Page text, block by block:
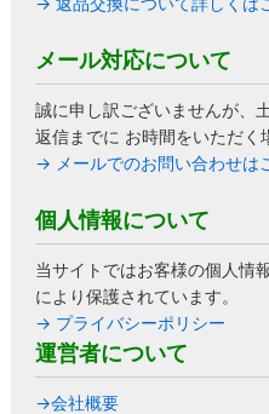
メール対応について
誠に申し訳ございませんが、
返信までに お時間をいただく
→ メールでのお問い合わせは
個人情報について
当サイトではお客様の個人情
により保護されています。
→ プライバシーポリシー
運営者について
→会社概要